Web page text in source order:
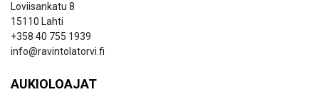
Loviisankatu 8
15110 Lahti
+358 40 755 1939
info@ravintolatorvi.fi
AUKIOLOAJAT